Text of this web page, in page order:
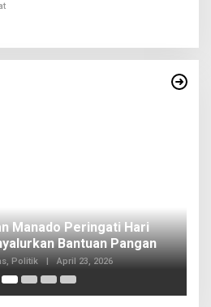
Manado Peringati Hari
Bantuan Pangan
Politik | April 23, 2026